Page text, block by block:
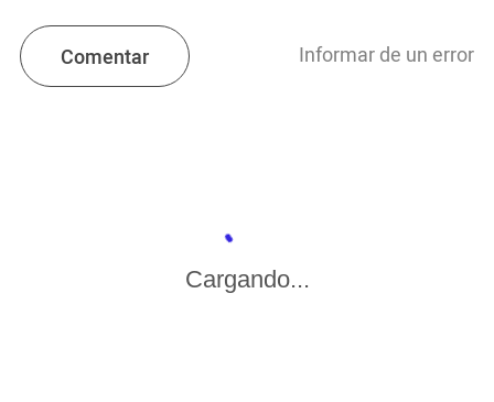
Comentar Informar de un error
Cargando...